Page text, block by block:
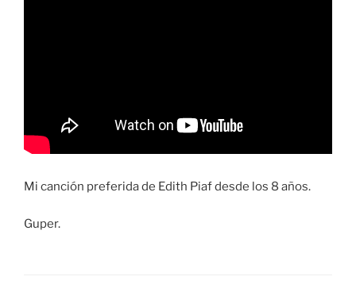
Mi canción preferida de Edith Piaf desde los 8 años.
Guper.